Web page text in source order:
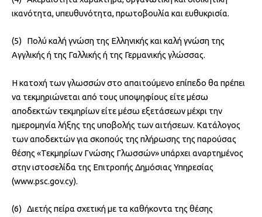
ικανότητα, υπευθυνότητα, πρωτοβουλία και ευθυκρισία.
(5) Πολύ καλή γνώση της Ελληνικής και καλή γνώση της
Αγγλικής ή της Γαλλικής ή της Γερμανικής γλώσσας.
Η κατοχή των γλωσσών στο απαιτούμενο επίπεδο θα πρέπει
να τεκμηριώνεται από τους υποψηφίους είτε μέσω
αποδεκτών τεκμηρίων είτε μέσω εξετάσεων μέχρι την
ημερομηνία λήξης της υποβολής των αιτήσεων. Κατάλογος
των αποδεκτών για σκοπούς της πλήρωσης της παρούσας
θέσης «Τεκμηρίων Γνώσης Γλωσσών» υπάρχει αναρτημένος
στην ιστοσελίδα της Επιτροπής Δημόσιας Υπηρεσίας
(www.psc.gov.cy).
(6) Διετής πείρα σχετική με τα καθήκοντα της θέσης